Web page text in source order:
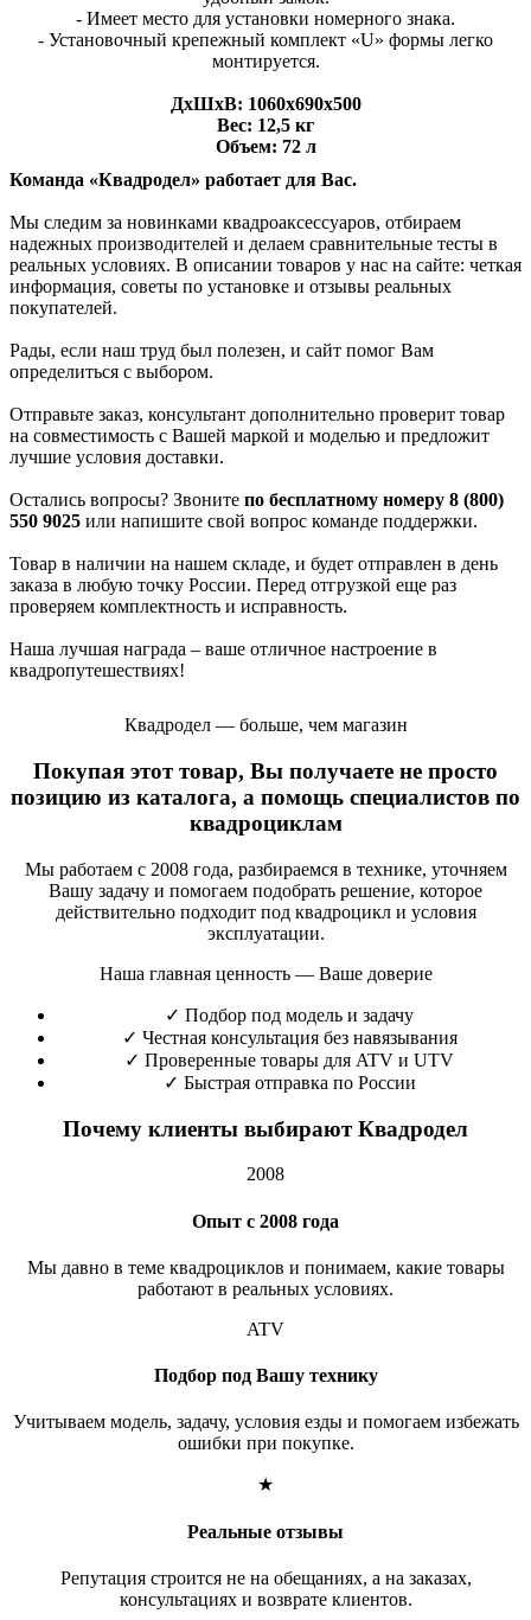
- Имеет место для установки номерного знака.
- Установочный крепежный комплект «U» формы легко
монтируется.
ДхШхВ: 1060х690х500
Вес: 12,5 кг
Объем: 72 л
Команда «Квадродел» работает для Вас.
Мы следим за новинками квадроаксессуаров, отбираем
надежных производителей и делаем сравнительные тесты в
реальных условиях. В описании товаров у нас на сайте: четкая
информация, советы по установке и отзывы реальных
покупателей.
Рады, если наш труд был полезен, и сайт помог Вам
определиться с выбором.
Отправьте заказ, консультант дополнительно проверит товар
на совместимость с Вашей маркой и моделью и предложит
лучшие условия доставки.
Остались вопросы? Звоните по бесплатному номеру 8 (800)
550 9025 или напишите свой вопрос команде поддержки.
Товар в наличии на нашем складе, и будет отправлен в день
заказа в любую точку России. Перед отгрузкой еще раз
проверяем комплектность и исправность.
Наша лучшая награда – ваше отличное настроение в
квадропутешествиях!
Квадродел — больше, чем магазин
Покупая этот товар, Вы получаете не просто
позицию из каталога, а помощь специалистов по
квадроциклам
Мы работаем с 2008 года, разбираемся в технике, уточняем
Вашу задачу и помогаем подобрать решение, которое
действительно подходит под квадроцикл и условия
эксплуатации.
Наша главная ценность — Ваше доверие
✓ Подбор под модель и задачу
✓ Честная консультация без навязывания
✓ Проверенные товары для ATV и UTV
✓ Быстрая отправка по России
Почему клиенты выбирают Квадродел
2008
Опыт с 2008 года
Мы давно в теме квадроциклов и понимаем, какие товары
работают в реальных условиях.
ATV
Подбор под Вашу технику
Учитываем модель, задачу, условия езды и помогаем избежать
ошибки при покупке.
★
Реальные отзывы
Репутация строится не на обещаниях, а на заказах,
консультациях и возврате клиентов.